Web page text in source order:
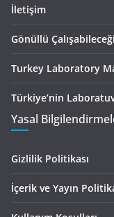
İletişim
Gönüllü
Turkey Laboratory
Türkiye’nin
Yasal
Gizlilik Politikası
İçerik ve Yayın